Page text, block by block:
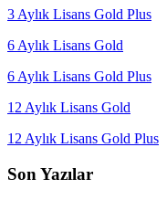
3 Aylık Lisans Gold Plus
6 Aylık Lisans Gold
6 Aylık Lisans Gold Plus
12 Aylık Lisans Gold
12 Aylık Lisans Gold Plus
Son Yazılar